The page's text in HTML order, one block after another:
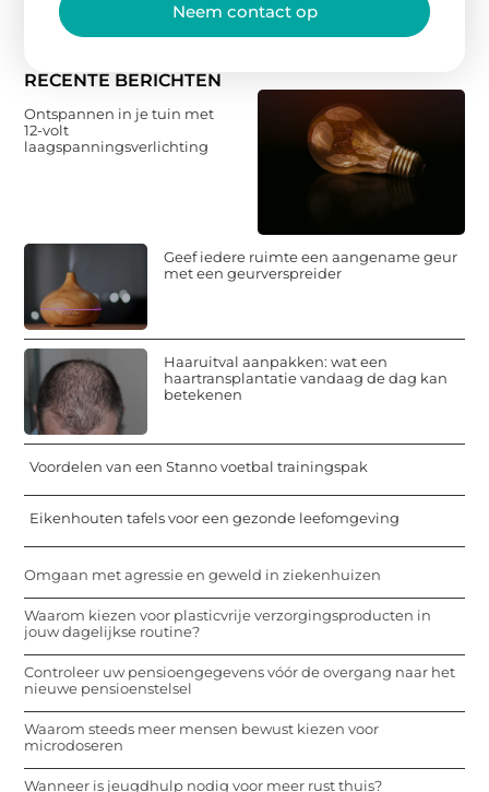
RECENTE BERICHTEN
Ontspannen in je tuin met
12-volt
laagspanningsverlichting
Geef iedere ruimte een aangename geur
met een geurverspreider
Haaruitval aanpakken: wat een
haartransplantatie vandaag de dag kan
betekenen
Voordelen van een Stanno voetbal trainingspak
Eikenhouten tafels voor een gezonde leefomgeving
Omgaan met agressie en geweld in ziekenhuizen
Waarom kiezen voor plasticvrije verzorgingsproducten in
jouw dagelijkse routine?
Controleer uw pensioengegevens vóór de overgang naar het
nieuwe pensioenstelsel
Waarom steeds meer mensen bewust kiezen voor
microdoseren
Wanneer is jeugdhulp nodig voor meer rust thuis?
Neem contact op